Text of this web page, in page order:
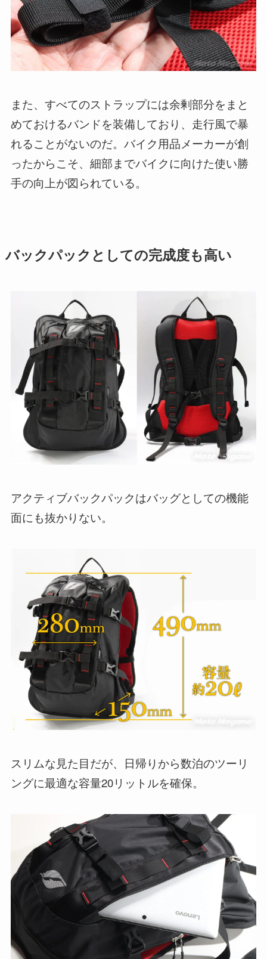
また、すべてのストラップには余剰部分をまと
めておけるバンドを装備しており、走行風で暴
れることがないのだ。バイク用品メーカーが創
ったからこそ、細部までバイクに向けた使い勝
手の向上が図られている。
バックパックとしての完成度も高い
アクティブバックパックはバッグとしての機能
面にも抜かりない。
スリムな見た目だが、日帰りから数泊のツーリ
ングに最適な容量20リットルを確保。